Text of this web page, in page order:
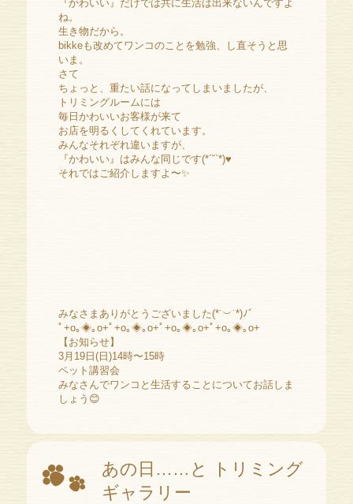
『かわいい』だけでは共に生活は出来ないんですよ
ね。
生き物だから。
bikkeも改めてワンコのことを勉強、し直そうと思
いま。
さて
ちょっと、重たい話になってしまいましたが、
トリミングルームには
毎日かわいいお客様が来て
お店を明るくしてくれています。
みんなそれぞれ違いますが、
『かわいい』はみんな同じです(*´˘`*)♥
それではご紹介しますよ〜✨
みなさまありがとうございました(*˙︶˙*)ﾉﾞ
ﾟ+o｡◈｡o+ﾟ+o｡◈｡o+ﾟ+o｡◈｡o+ﾟ+o｡◈｡o+
【お知らせ】
3月19日(日)14時〜15時
ペット講習会
みなさんでワンコと生活することについてお話しま
しょう😊
あの日……と トリミング
ギャラリー